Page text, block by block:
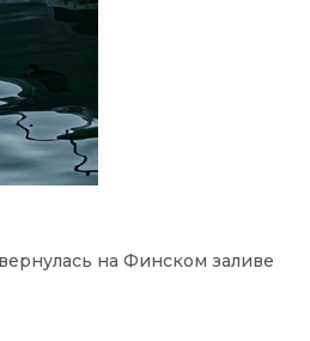
на Финском заливе